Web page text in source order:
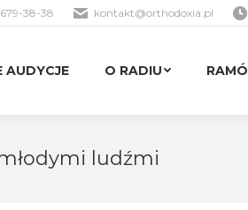
38-38 kontakt@orthodoxia.pl
AUDYCJE O RADIU
ludźmi